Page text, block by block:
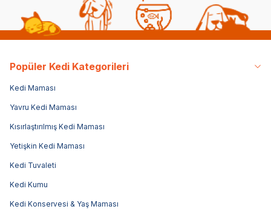
Popüler Kedi Kategorileri
Kedi Maması
Yavru Kedi Maması
Kısırlaştırılmış Kedi Maması
Yetişkin Kedi Maması
Kedi Tuvaleti
Kedi Kumu
Kedi Konservesi & Yaş Maması